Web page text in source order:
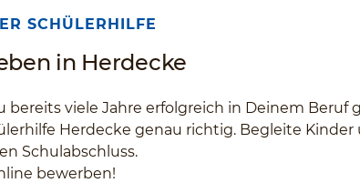
SCHÜLERHILFE
in Herdecke
viele Jahre erfolgreich in Deinem Beruf
Herdecke genau richtig. Begleite
Schulabschluss.
bewerben!